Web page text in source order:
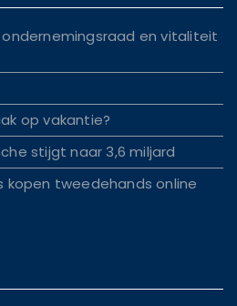
en vitaliteit
op vakantie?
stijgt naar 3,6 miljard
kopen tweedehands online